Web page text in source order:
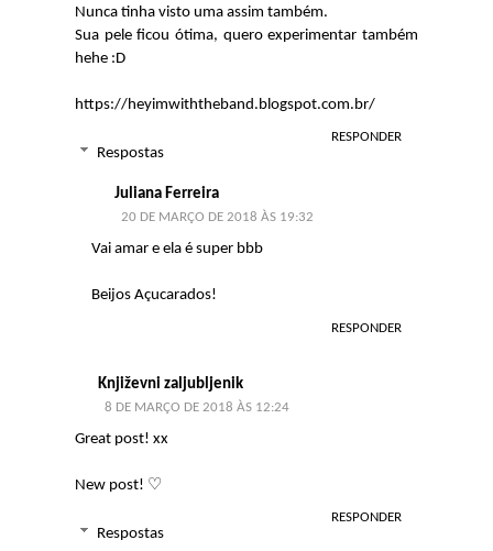
Nunca tinha visto uma assim também.
Sua pele ficou ótima, quero experimentar também
hehe :D
https://heyimwiththeband.blogspot.com.br/
RESPONDER
Respostas
Juliana Ferreira
20 DE MARÇO DE 2018 ÀS 19:32
Vai amar e ela é super bbb
Beijos Açucarados!
RESPONDER
Književni zaljubljenik
8 DE MARÇO DE 2018 ÀS 12:24
Great post! xx
New post! ♡
RESPONDER
Respostas